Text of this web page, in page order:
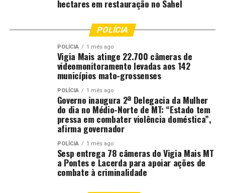
hectares em restauração no Sahel
POLÍCIA
POLÍCIA 1 mês ago
Vigia Mais atinge 22.700 câmeras de
videomonitoramento levadas aos 142
municípios mato-grossenses
POLÍCIA 1 mês ago
Governo inaugura 2ª Delegacia da Mulher
do dia no Médio-Norte de MT: “Estado tem
pressa em combater violência doméstica”,
afirma governador
POLÍCIA 1 mês ago
Sesp entrega 78 câmeras do Vigia Mais MT
a Pontes e Lacerda para apoiar ações de
combate à criminalidade